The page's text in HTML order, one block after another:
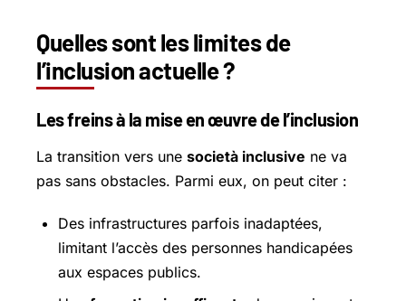
Quelles sont les limites de
l’inclusion actuelle ?
Les freins à la mise en œuvre de l’inclusion
La transition vers une società inclusive ne va
pas sans obstacles. Parmi eux, on peut citer :
Des infrastructures parfois inadaptées,
limitant l’accès des personnes handicapées
aux espaces publics.